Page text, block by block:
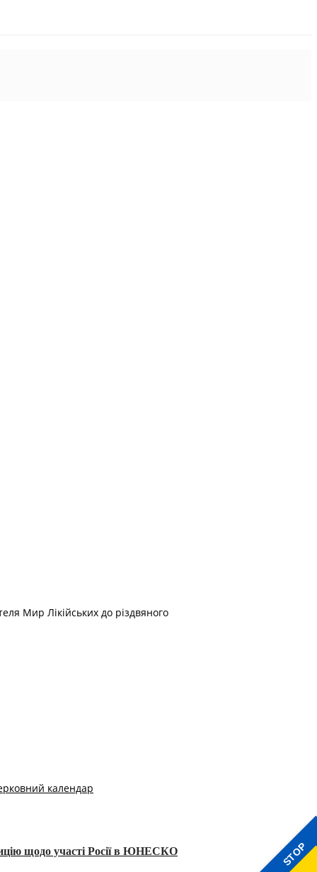
STOP
Мир Лікійських до різдвяного
календар
щодо участі Росії в ЮНЕСКО